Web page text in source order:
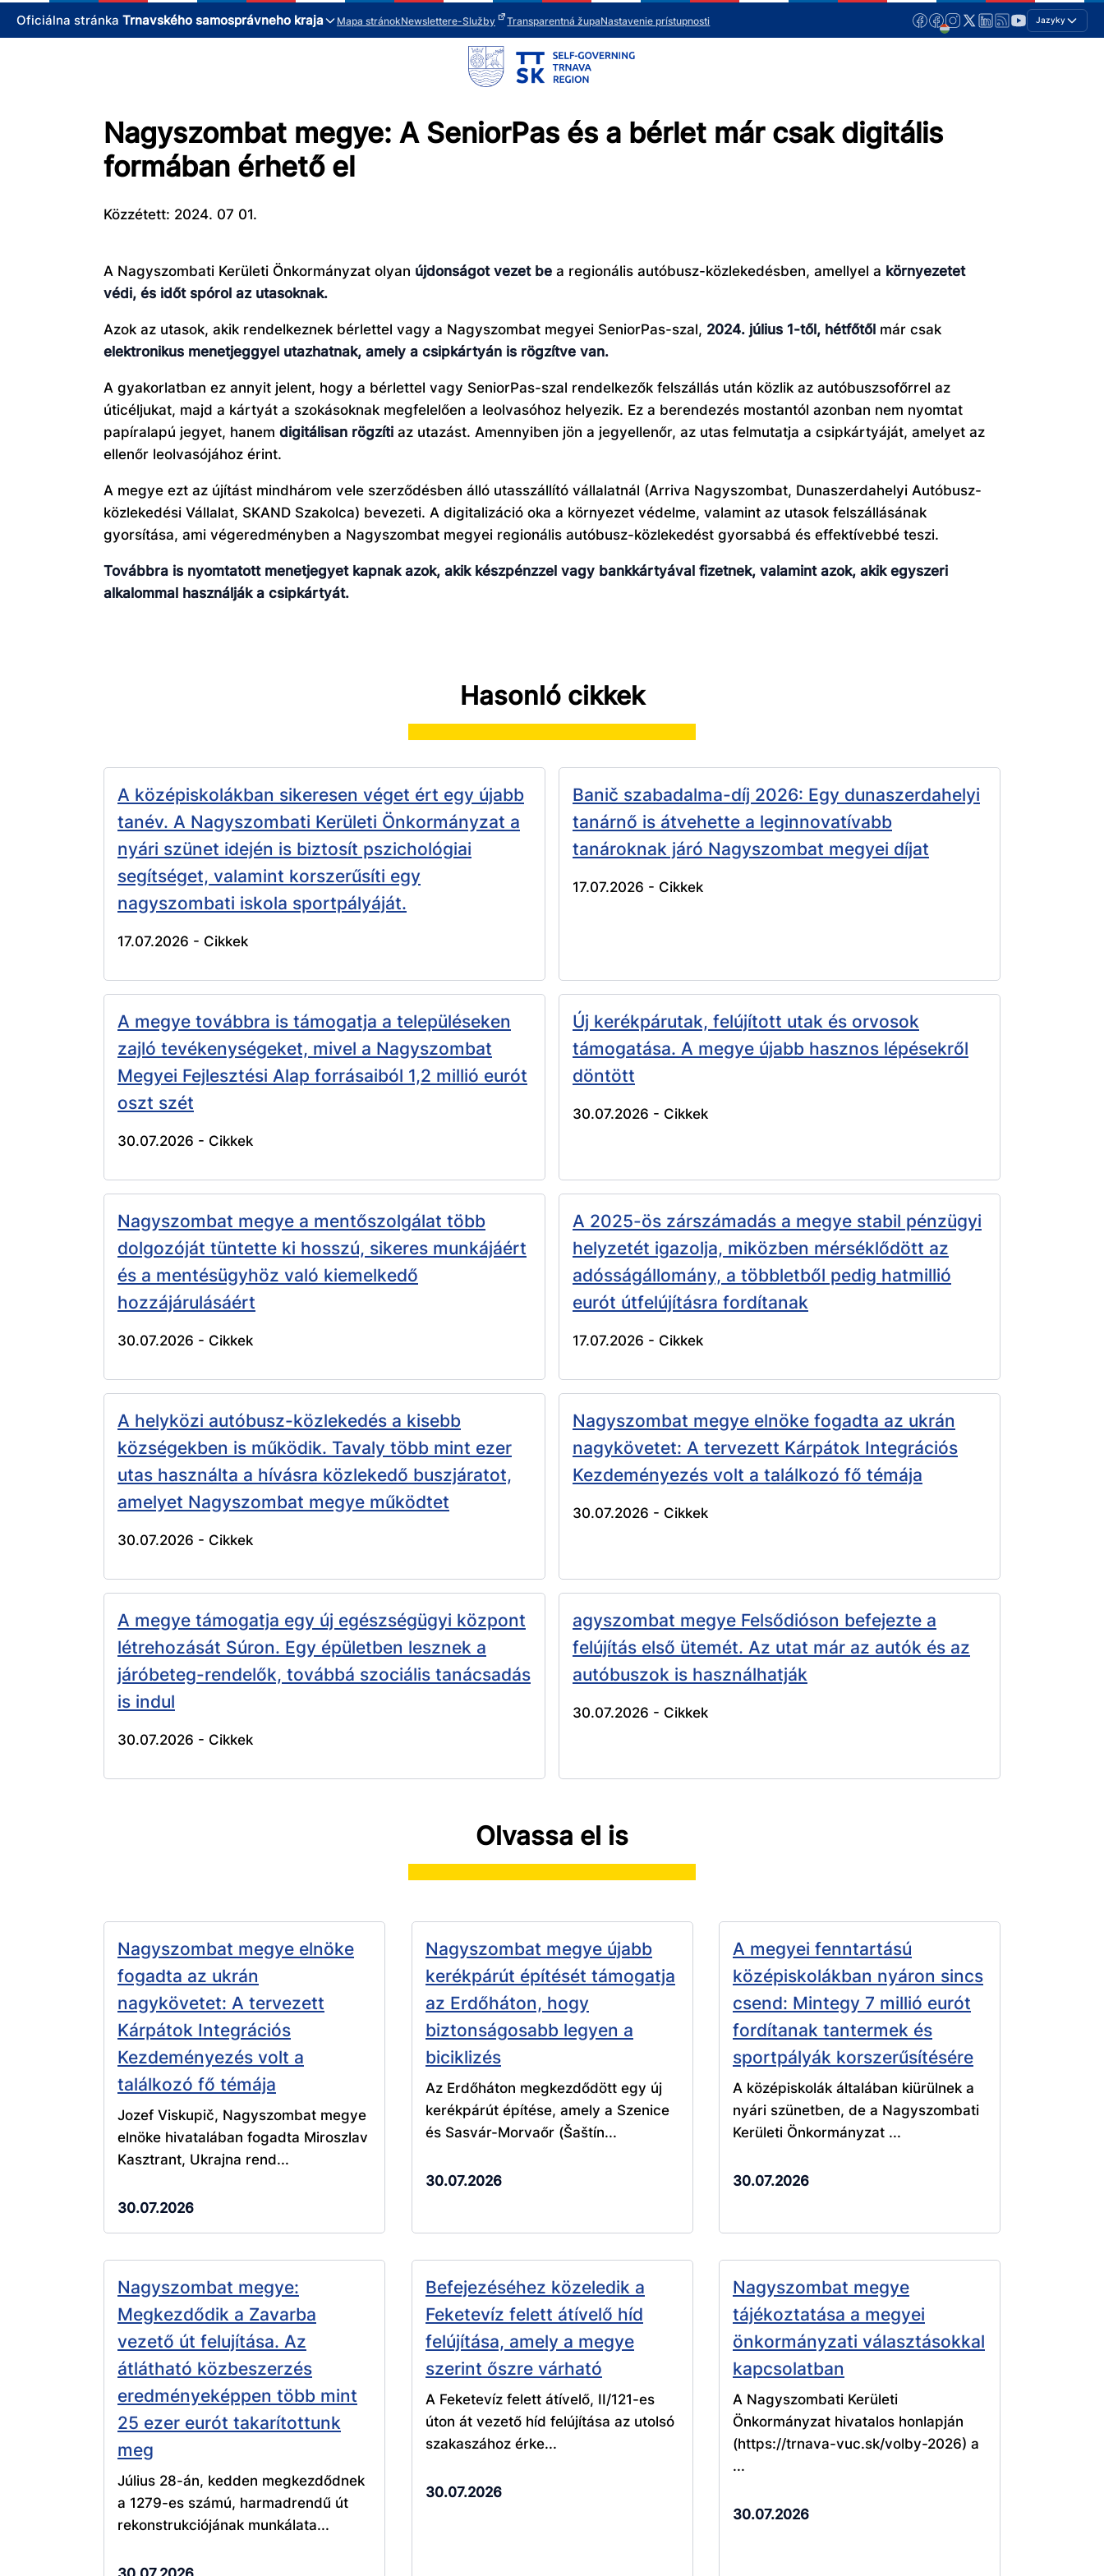
Oficiálna stránka Trnavského samosprávneho kraja Mapa stránokNewslettere-Služby Transparentná župaNastavenie prístupnosti Jazyky
Nagyszombat megye: A SeniorPas és a bérlet már csak digitális
formában érhető el
Közzétett: 2024. 07 01.
A Nagyszombati Kerületi Önkormányzat olyan újdonságot vezet be a regionális autóbusz-közlekedésben, amellyel a környezetet
védi, és időt spórol az utasoknak.
Azok az utasok, akik rendelkeznek bérlettel vagy a Nagyszombat megyei SeniorPas-szal, 2024. július 1-től, hétfőtől már csak
elektronikus menetjeggyel utazhatnak, amely a csipkártyán is rögzítve van.
A gyakorlatban ez annyit jelent, hogy a bérlettel vagy SeniorPas-szal rendelkezők felszállás után közlik az autóbuszsofőrrel az
úticéljukat, majd a kártyát a szokásoknak megfelelően a leolvasóhoz helyezik. Ez a berendezés mostantól azonban nem nyomtat
papíralapú jegyet, hanem digitálisan rögzíti az utazást. Amennyiben jön a jegyellenőr, az utas felmutatja a csipkártyáját, amelyet az
ellenőr leolvasójához érint.
A megye ezt az újítást mindhárom vele szerződésben álló utasszállító vállalatnál (Arriva Nagyszombat, Dunaszerdahelyi Autóbusz-
közlekedési Vállalat, SKAND Szakolca) bevezeti. A digitalizáció oka a környezet védelme, valamint az utasok felszállásának
gyorsítása, ami végeredményben a Nagyszombat megyei regionális autóbusz-közlekedést gyorsabbá és effektívebbé teszi.
Továbbra is nyomtatott menetjegyet kapnak azok, akik készpénzzel vagy bankkártyával fizetnek, valamint azok, akik egyszeri
alkalommal használják a csipkártyát.
Hasonló cikkek
A középiskolákban sikeresen véget ért egy újabb
tanév. A Nagyszombati Kerületi Önkormányzat a
nyári szünet idején is biztosít pszichológiai
segítséget, valamint korszerűsíti egy
nagyszombati iskola sportpályáját.
17.07.2026 - Cikkek
Banič szabadalma-díj 2026: Egy dunaszerdahelyi
tanárnő is átvehette a leginnovatívabb
tanároknak járó Nagyszombat megyei díjat
17.07.2026 - Cikkek
A megye továbbra is támogatja a településeken
zajló tevékenységeket, mivel a Nagyszombat
Megyei Fejlesztési Alap forrásaiból 1,2 millió eurót
oszt szét
30.07.2026 - Cikkek
Új kerékpárutak, felújított utak és orvosok
támogatása. A megye újabb hasznos lépésekről
döntött
30.07.2026 - Cikkek
Nagyszombat megye a mentőszolgálat több
dolgozóját tüntette ki hosszú, sikeres munkájáért
és a mentésügyhöz való kiemelkedő
hozzájárulásáért
30.07.2026 - Cikkek
A 2025-ös zárszámadás a megye stabil pénzügyi
helyzetét igazolja, miközben mérséklődött az
adósságállomány, a többletből pedig hatmillió
eurót útfelújításra fordítanak
17.07.2026 - Cikkek
A helyközi autóbusz-közlekedés a kisebb
községekben is működik. Tavaly több mint ezer
utas használta a hívásra közlekedő buszjáratot,
amelyet Nagyszombat megye működtet
30.07.2026 - Cikkek
Nagyszombat megye elnöke fogadta az ukrán
nagykövetet: A tervezett Kárpátok Integrációs
Kezdeményezés volt a találkozó fő témája
30.07.2026 - Cikkek
A megye támogatja egy új egészségügyi központ
létrehozását Súron. Egy épületben lesznek a
járóbeteg-rendelők, továbbá szociális tanácsadás
is indul
30.07.2026 - Cikkek
agyszombat megye Felsődióson befejezte a
felújítás első ütemét. Az utat már az autók és az
autóbuszok is használhatják
30.07.2026 - Cikkek
Olvassa el is
Nagyszombat megye elnöke
fogadta az ukrán
nagykövetet: A tervezett
Kárpátok Integrációs
Kezdeményezés volt a
találkozó fő témája
Jozef Viskupič, Nagyszombat megye
elnöke hivatalában fogadta Miroszlav
Kasztrant, Ukrajna rend...
30.07.2026
Nagyszombat megye újabb
kerékpárút építését támogatja
az Erdőháton, hogy
biztonságosabb legyen a
biciklizés
Az Erdőháton megkezdődött egy új
kerékpárút építése, amely a Szenice
és Sasvár-Morvaőr (Šaštín...
30.07.2026
A megyei fenntartású
középiskolákban nyáron sincs
csend: Mintegy 7 millió eurót
fordítanak tantermek és
sportpályák korszerűsítésére
A középiskolák általában kiürülnek a
nyári szünetben, de a Nagyszombati
Kerületi Önkormányzat ...
30.07.2026
Nagyszombat megye:
Megkezdődik a Zavarba
vezető út felujítása. Az
átlátható közbeszerzés
eredményeképpen több mint
25 ezer eurót takarítottunk
meg
Július 28-án, kedden megkezdődnek
a 1279-es számú, harmadrendű út
rekonstrukciójának munkálata...
Befejezéséhez közeledik a
Feketevíz felett átívelő híd
felújítása, amely a megye
szerint őszre várható
A Feketevíz felett átívelő, II/121-es
úton át vezető híd felújítása az utolsó
szakaszához érke...
30.07.2026
Nagyszombat megye
tájékoztatása a megyei
önkormányzati választásokkal
kapcsolatban
A Nagyszombati Kerületi
Önkormányzat hivatalos honlapján
(https://trnava-vuc.sk/volby-2026) a
...
30.07.2026